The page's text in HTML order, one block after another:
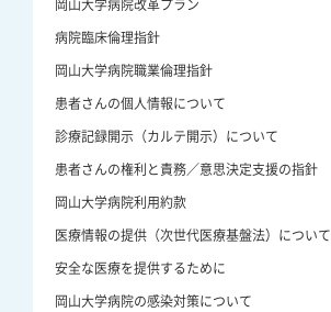
岡山大学病院改革プラン
病院臨床倫理指針
岡山大学病院職業倫理指針
患者さんの個人情報について
診療記録開示（カルテ開示）について
患者さんの権利と責務／意思決定支援の指針
岡山大学病院利用約款
医療情報の提供（次世代医療基盤法）について
安全な医療を提供するために
岡山大学病院の感染対策について